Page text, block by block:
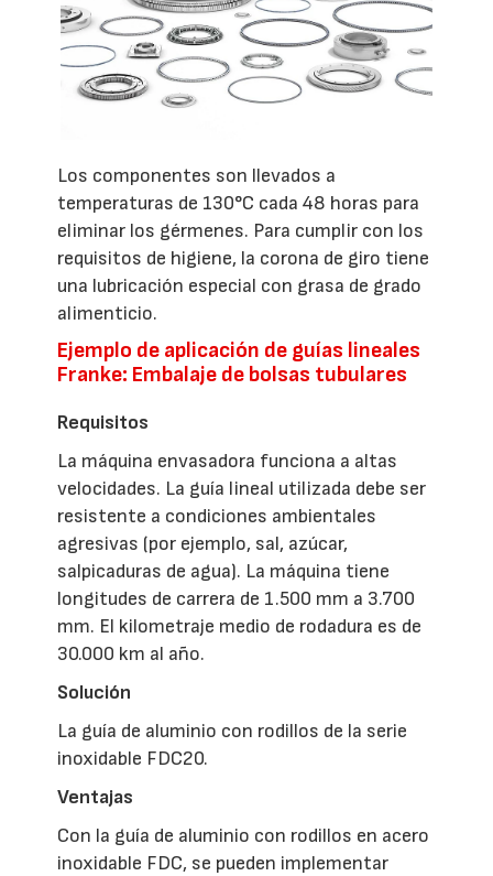
Los componentes son llevados a
temperaturas de 130°C cada 48 horas para
eliminar los gérmenes. Para cumplir con los
requisitos de higiene, la corona de giro tiene
una lubricación especial con grasa de grado
alimenticio.
Ejemplo de aplicación de guías lineales
Franke: Embalaje de bolsas tubulares
Requisitos
La máquina envasadora funciona a altas
velocidades. La guía lineal utilizada debe ser
resistente a condiciones ambientales
agresivas (por ejemplo, sal, azúcar,
salpicaduras de agua). La máquina tiene
longitudes de carrera de 1.500 mm a 3.700
mm. El kilometraje medio de rodadura es de
30.000 km al año.
Solución
La guía de aluminio con rodillos de la serie
inoxidable FDC20.
Ventajas
Con la guía de aluminio con rodillos en acero
inoxidable FDC, se pueden implementar